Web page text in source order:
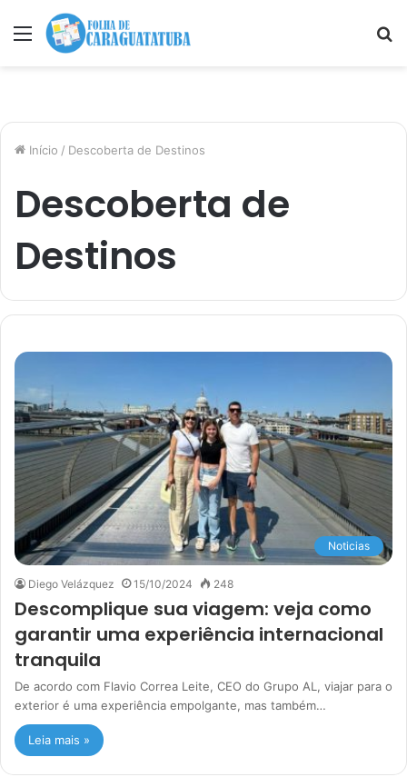
Menu
Início / Descoberta de Destinos
Descoberta de
Destinos
Noticias
Diego Velázquez 15/10/2024 248
Descomplique sua viagem: veja como
garantir uma experiência internacional
tranquila
De acordo com Flavio Correa Leite, CEO do Grupo AL, viajar para o
exterior é uma experiência empolgante, mas também…
Leia mais »